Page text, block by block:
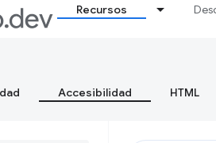
Recursos
Accesibilidad HTML